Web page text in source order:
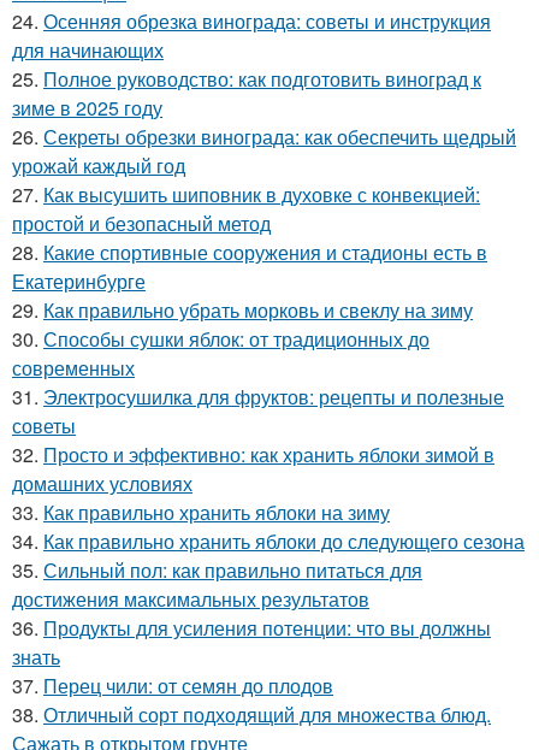
24. Осенняя обрезка винограда: советы и инструкция
для начинающих
25. Полное руководство: как подготовить виноград к
зиме в 2025 году
26. Секреты обрезки винограда: как обеспечить щедрый
урожай каждый год
27. Как высушить шиповник в духовке с конвекцией:
простой и безопасный метод
28. Какие спортивные сооружения и стадионы есть в
Екатеринбурге
29. Как правильно убрать морковь и свеклу на зиму
30. Способы сушки яблок: от традиционных до
современных
31. Электросушилка для фруктов: рецепты и полезные
советы
32. Просто и эффективно: как хранить яблоки зимой в
домашних условиях
33. Как правильно хранить яблоки на зиму
34. Как правильно хранить яблоки до следующего сезона
35. Сильный пол: как правильно питаться для
достижения максимальных результатов
36. Продукты для усиления потенции: что вы должны
знать
37. Перец чили: от семян до плодов
38. Отличный сорт подходящий для множества блюд.
Сажать в открытом грунте